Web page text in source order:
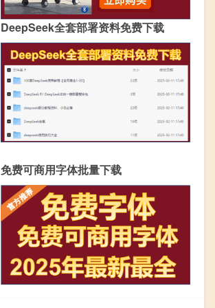
DeepSeek全套部署资料免费下载
免费可商用字体批量下载